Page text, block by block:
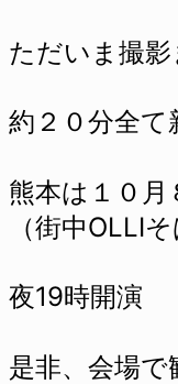
ただいま撮
約２０分全て
熊本は１０月
（街中OLLIそ
夜19時開演
是非、会場で